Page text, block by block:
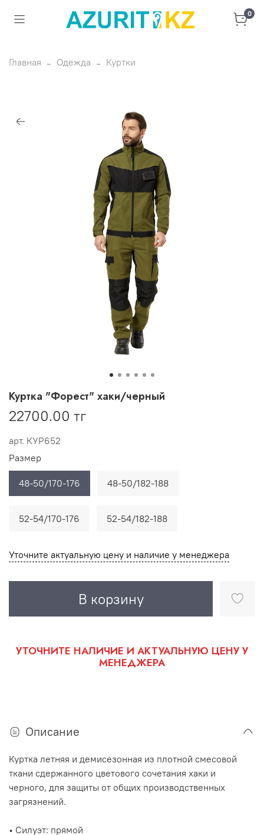
0
Главная Одежда Куртки
арт. КУР652
Куртка "Форест" хаки/черный
22700.00 тг
Уточните актуальную цену и наличие у менеджера
В корзину
Размер
48-50/170-176 48-50/182-188
52-54/170-176 52-54/182-188
УТОЧНИТЕ НАЛИЧИЕ И АКТУАЛЬНУЮ ЦЕНУ У
МЕНЕДЖЕРА
Описание
Куртка летняя и демисезонная из плотной смесовой
ткани сдержанного цветового сочетания хаки и
черного, для защиты от общих производственных
загрязнений.
• Силуэт: прямой